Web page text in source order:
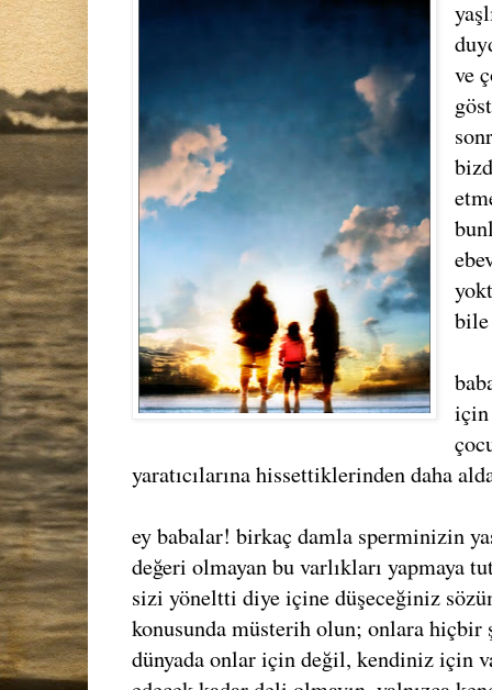
ve
için
yaratıcılarına hissettiklerinden daha
ey babalar! birkaç damla sperminizin
değeri olmayan bu varlıkları yapmaya
sizi yöneltti diye içine düşeceğiniz
konusunda müsterih olun; onlara
dünyada onlar için değil, kendiniz için